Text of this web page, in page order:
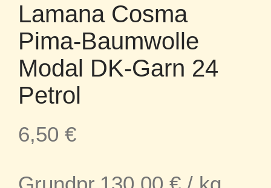
Lamana Cosma
Pima-Baumwolle
Modal DK-Garn 24
Petrol
6,50 €